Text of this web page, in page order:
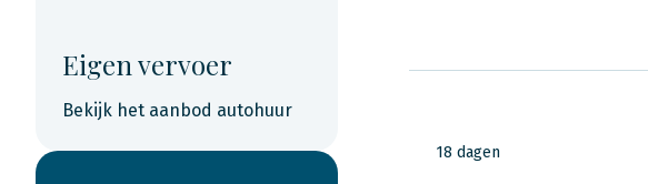
Eigen vervoer
Bekijk het aanbod autohuur
18 dagen